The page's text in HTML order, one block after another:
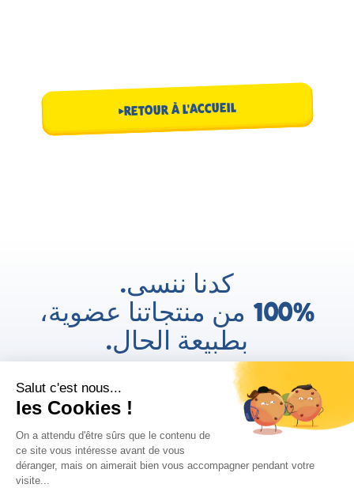
RETOUR À L'ACCUEIL
كدنا ننسى.
100% من منتجاتنا عضوية،
بطبيعة الحال.
AR